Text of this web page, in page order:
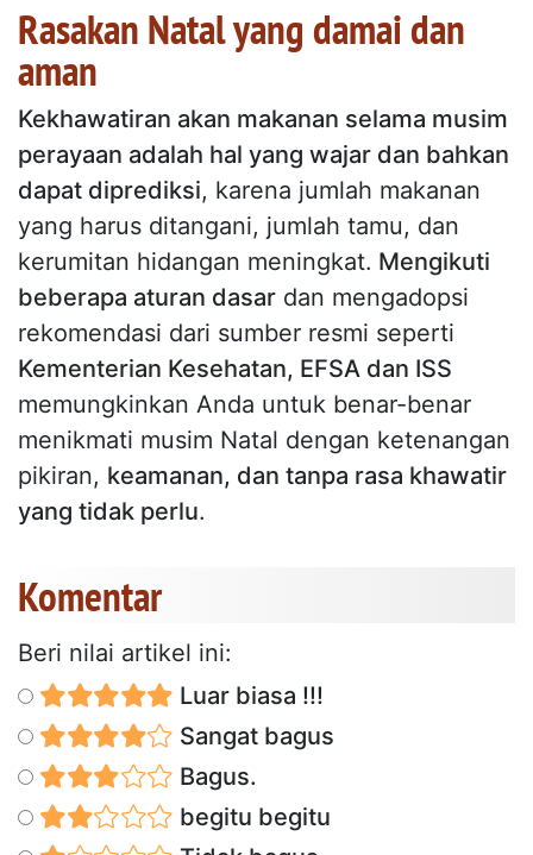
Rasakan Natal yang damai dan
aman
Kekhawatiran akan makanan selama musim
perayaan adalah hal yang wajar dan bahkan
dapat diprediksi, karena jumlah makanan
yang harus ditangani, jumlah tamu, dan
kerumitan hidangan meningkat. Mengikuti
beberapa aturan dasar dan mengadopsi
rekomendasi dari sumber resmi seperti
Kementerian Kesehatan, EFSA dan ISS
memungkinkan Anda untuk benar-benar
menikmati musim Natal dengan ketenangan
pikiran, keamanan, dan tanpa rasa khawatir
yang tidak perlu.
Komentar
Beri nilai artikel ini:
Luar biasa !!!
Sangat bagus
Bagus.
begitu begitu